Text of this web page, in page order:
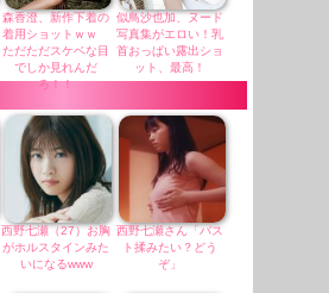
森香澄、新作下着の
着用ショットｗｗ
ただただスケベな目
でしか見れんだ
ろ！！
似鳥沙也加、ヌード
写真集がエロい！乳
首おっぱい露出ショ
ット、最高！
西野七瀬（27）お胸
がホルスタインみた
いになるwww
西野七瀬さん「バス
ト揉みたい？どう
ぞ」